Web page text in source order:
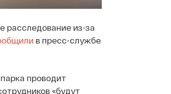
расследование из-за
в пресс-службе
проводит
«будут